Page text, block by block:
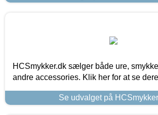
HCSmykker.dk sælger både ure,
andre accessories. Klik her for at se
Se udvalget på